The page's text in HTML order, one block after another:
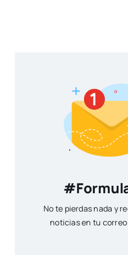
No te pierdas nada y
noticias en tu